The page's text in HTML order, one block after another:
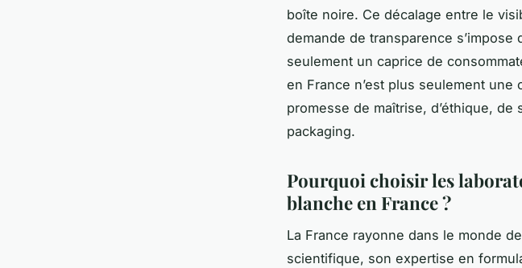
boîte noire. Ce décalage entre le
demande de transparence
seulement un caprice de
en France n’est plus seulement une
promesse de maîtrise, d’éthique,
packaging.
Pourquoi choisir les
blanche en France ?
La France rayonne dans le monde
scientifique, son expertise en